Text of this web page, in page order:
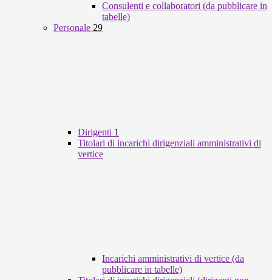
Consulenti e collaboratori (da pubblicare in
tabelle)
Personale 29
Dirigenti 1
Titolari di incarichi dirigenziali amministrativi di
vertice
Incarichi amministrativi di vertice (da
pubblicare in tabelle)